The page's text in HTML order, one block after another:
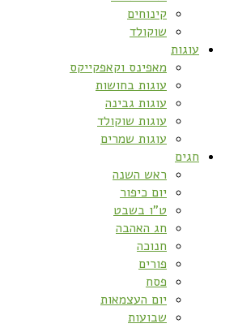
קינוחים
שוקולד
עוגות
מאפינס וקאפקייקס
עוגות בחושות
עוגות גבינה
עוגות שוקולד
עוגות שמרים
חגים
ראש השנה
יום כיפור
ט”ו בשבט
חג האהבה
חנוכה
פורים
פסח
יום העצמאות
שבועות